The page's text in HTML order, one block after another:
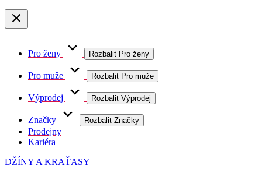
Pro ženy Rozbalit Pro ženy
Pro muže Rozbalit Pro muže
Výprodej Rozbalit Výprodej
Značky Rozbalit Značky
Prodejny
Kariéra
DŽÍNY A KRAŤASY